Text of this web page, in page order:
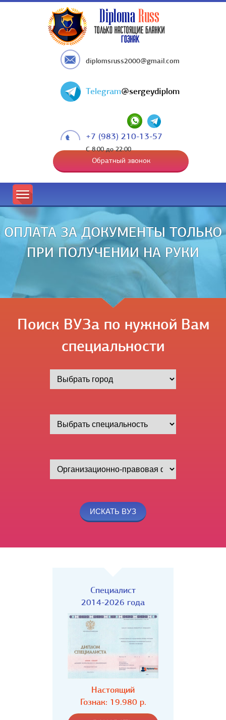
diplomsruss2000@gmail.com
Telegram@sergeydiplom
+7 (983) 210-13-57
С 8:00 до 22:00
Обратный звонок
ОПЛАТА ЗА ДОКУМЕНТЫ ТОЛЬКО
ПРИ ПОЛУЧЕНИИ НА РУКИ
Поиск ВУЗа по нужной Вам
специальности
Специалист
2014-2026 года
Настоящий
Гознак: 19.980 р.